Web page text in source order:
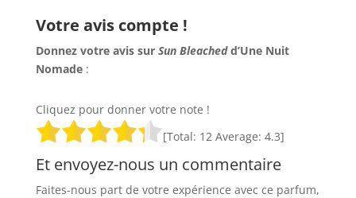
Votre avis compte !
Donnez votre avis sur Sun Bleachedd’Une Nuit
Nomade :
Cliquez pour donner votre note !
[Total: 12 Average: 4.3]
Et envoyez-nous un commentaire
Faites-nous part de votre expérience avec ce parfum,